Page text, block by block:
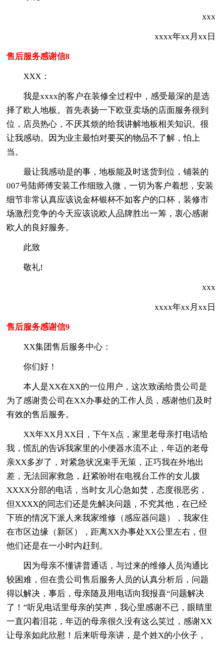
xxx
xxxx年xx月xx日
售后服务感谢信8
XXX：
我是xxxx的客户在装修全过程中，感受最深的是选
择了欧人地板。首先表扬一下欧亚卖场的店面服务很到
位，店员热心，不厌其烦的给我讲解地板相关知识。很
让我感动。因为业主最怕对要买的物品不了解，怕上
当。
最让我感动是的事，地板能及时送货到位，铺装的
007号陆师傅安装工作细致入微，一切为客户着想，安装
细节非常认真应该说金杯银杯不如客户的口杯，装修市
场激烈竞争的今天应该说欧人品牌胜出一筹，衷心感谢
欧人的良好服务。
此致
敬礼!
xxx
xxxx年xx月xx日
售后服务感谢信9
XX集团售后服务中心：
你们好！
本人是XX在XX的一位用户，这次致函给贵公司是
为了感谢贵公司在XX办事处的工作人员，感谢他们及时
有效的售后服务。
XX年XX月XX日，下午X点，家里老母亲打电话给
我，慌乱的告诉我家里的小便器水流不止，年迈的老母
亲XX多岁了，对紧急状况束手无策，正巧我在外地出
差，无法回家救急，赶紧吩咐在电视台工作的女儿拨
XXXX分部的电话，当时女儿心急如焚，态度很恶劣，
但XXXX的同志们还是先解决问题，不究其他，在已经
下班的情况下派人来我家维修（感应器问题），我家住
在市区边缘（新区），距离XX办事处XX公里左右，但
他们还是在一小时内赶到。
因为母亲不懂讲普通话，与过来的维修人员沟通比
较困难，但在贵公司售后服务人员的认真分析后，问题
得以解决，事后，母亲随及用电话向我报喜“问题解决
了！”听见电话里母亲的笑声，我心里感谢不已，眼睛里
一直闪着泪花，年迈的母亲很久没有这么笑过，感谢XX
让母亲如此欣慰！后来听母亲讲，是个姓X的小伙子，